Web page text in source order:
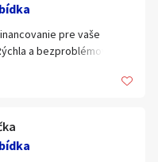
pre vaše
a bezproblémová
alebo nás kontaktujte: